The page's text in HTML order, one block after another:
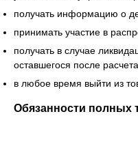
получать информацию о
принимать участие в
получать в случае
оставшегося после
в любое время выйти из
Обязанности полных